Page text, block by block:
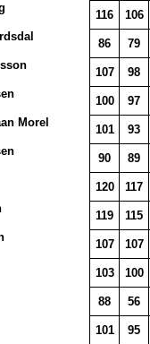
116 106
86 79
107 98
100 97
Morel
101 93
90 89
120 117
119 115
107 107
103 100
88 56
101 95